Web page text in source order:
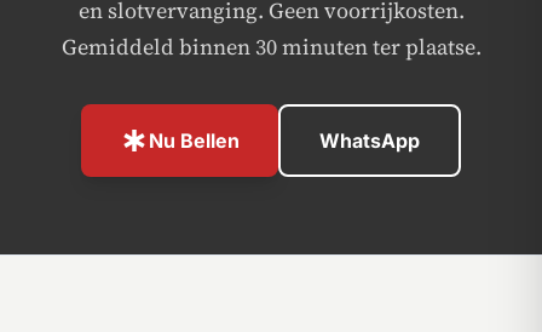
en slotvervanging. Geen voorrijkosten.
Gemiddeld binnen 30 minuten ter plaatse.
emergency Nu Bellen WhatsApp